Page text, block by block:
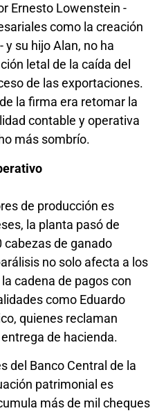
Ernesto Lowenstein -
como la creación
su hijo Alan, no ha
letal de la caída del
de las exportaciones.
la firma era retomar la
contable y operativa
más sombrío.
de producción es
la planta pasó de
de ganado
no solo afecta a los
cadena de pagos con
como Eduardo
quienes reclaman
de hacienda.
del Banco Central de la
patrimonial es
más de mil cheques